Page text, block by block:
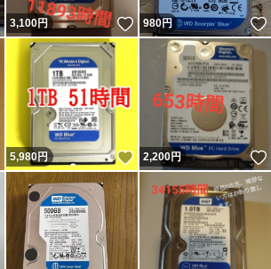
いいね！
3,100円 いいね！
980円
いいね！
5,980円 いいね！
2,200円